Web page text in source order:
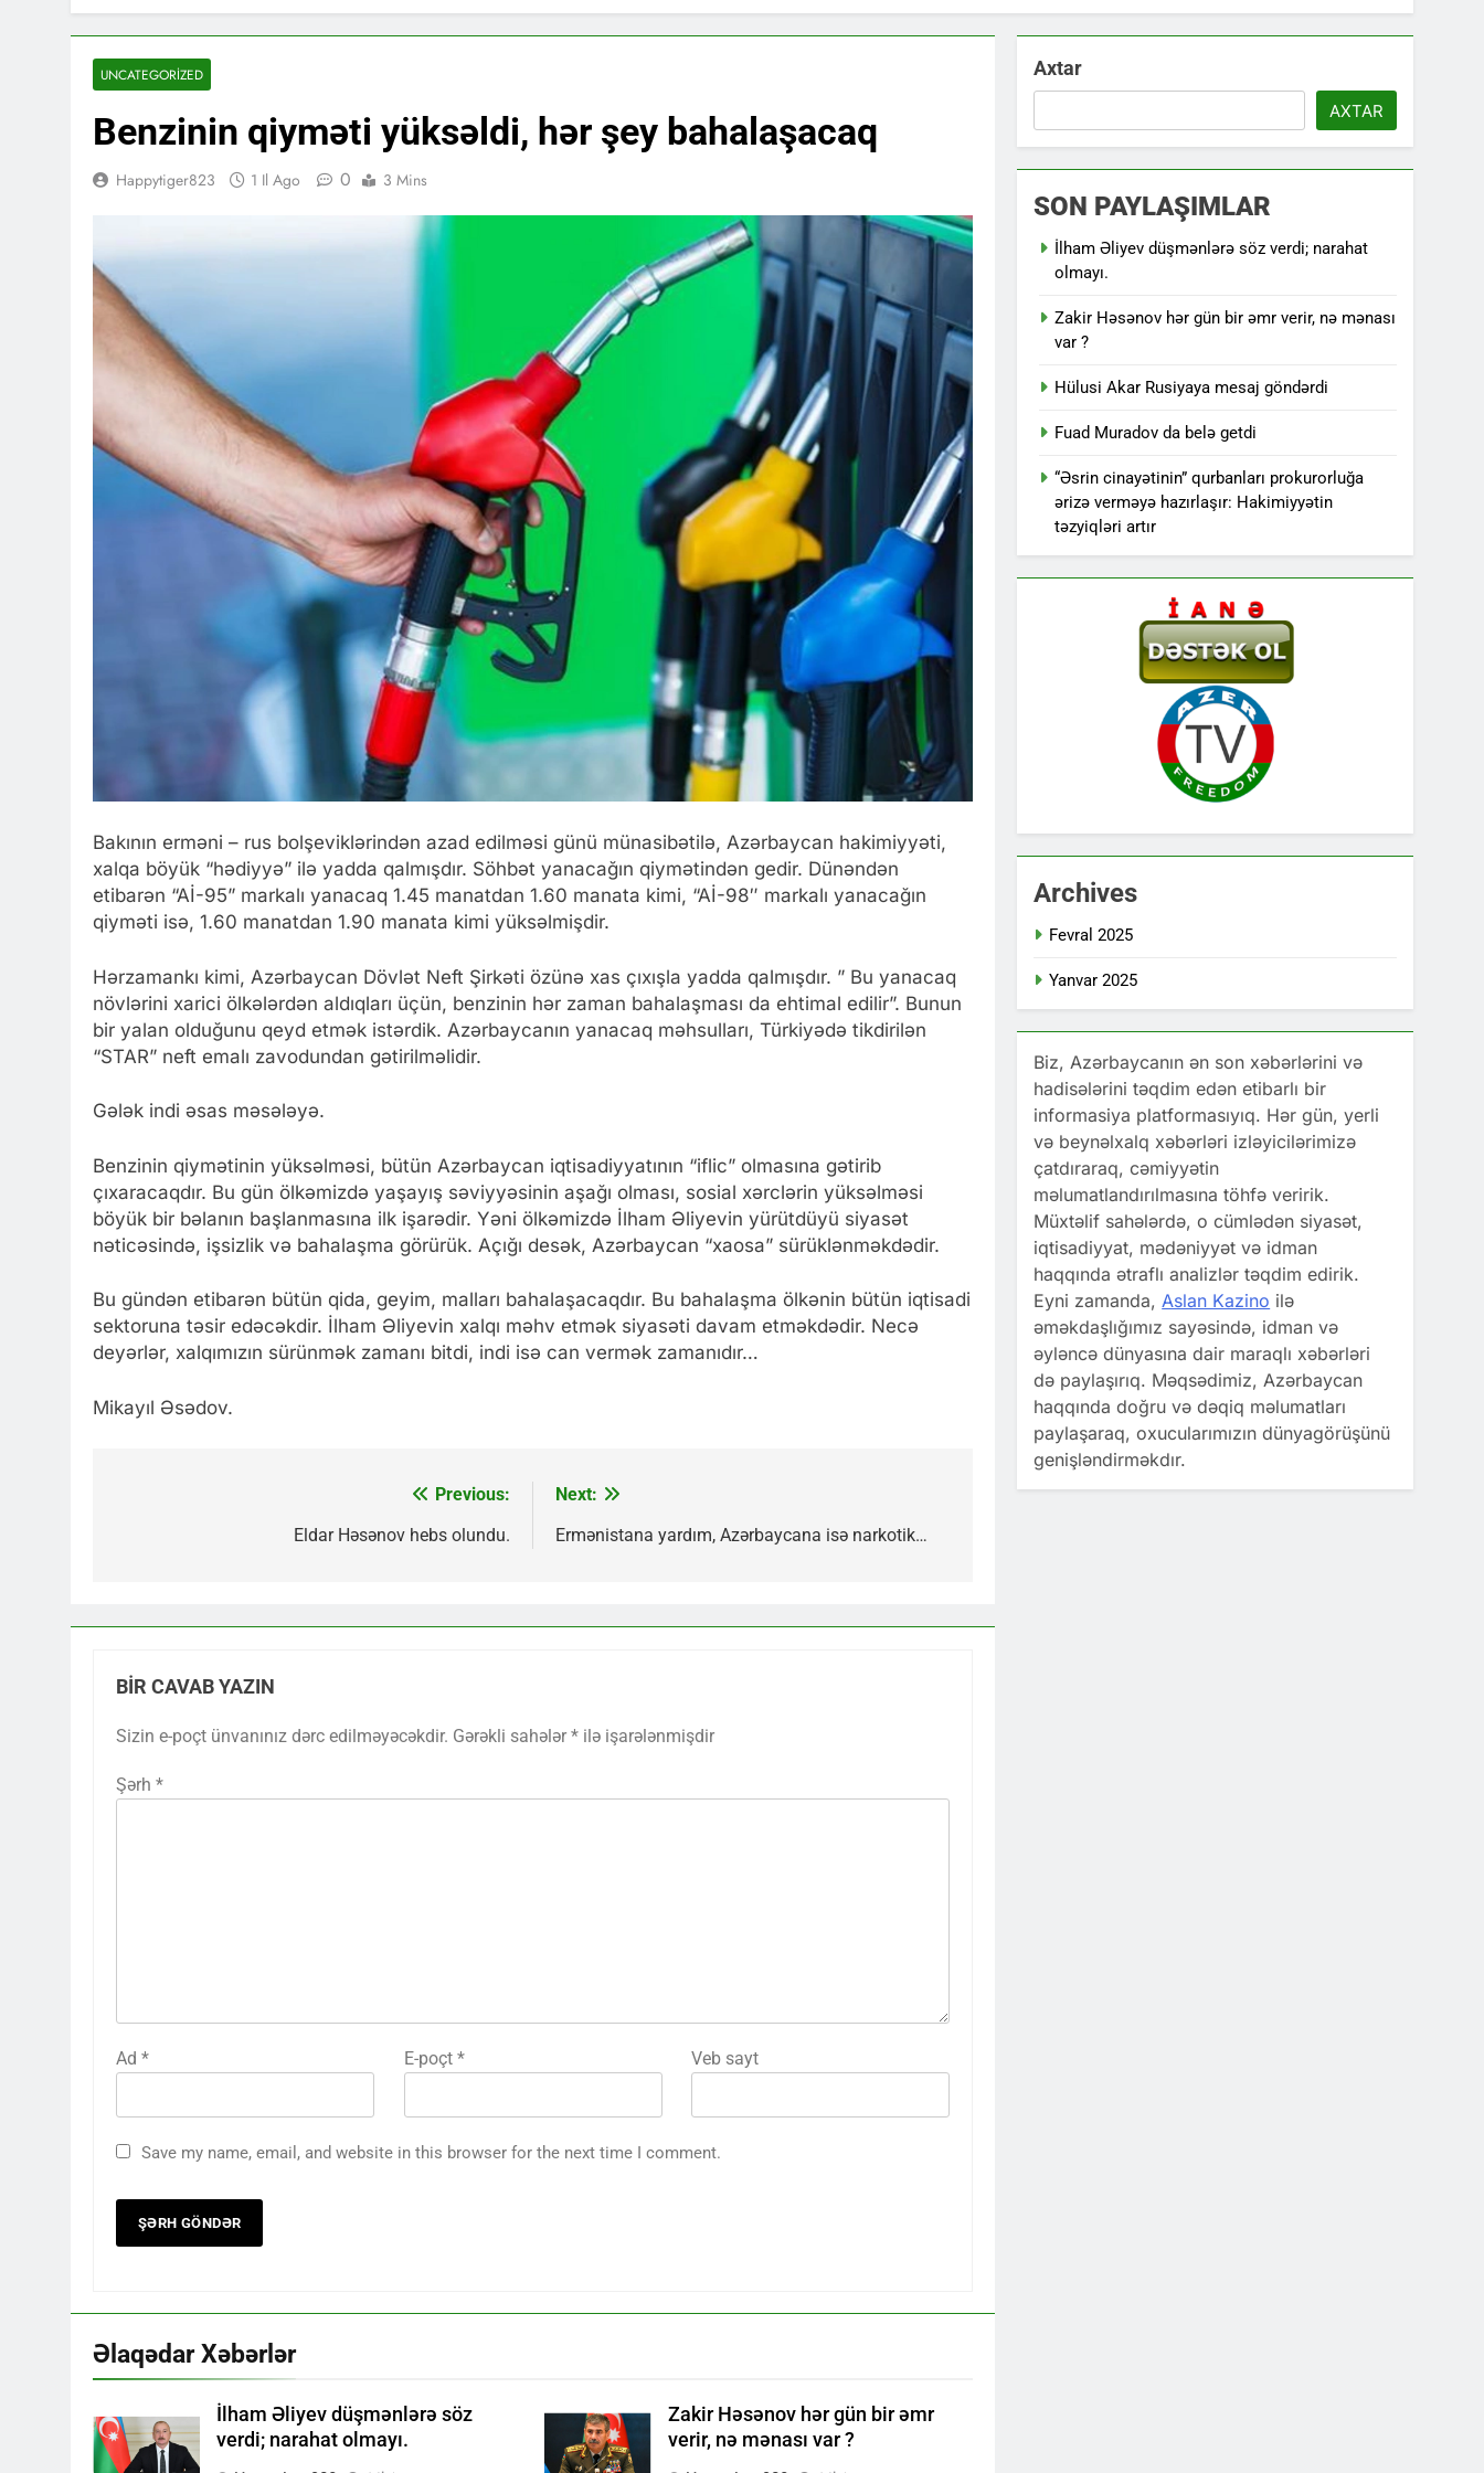
UNCATEGORIZED
Benzinin qiyməti yüksəldi, hər şey bahalaşacaq
Happytiger823 1 Il Ago 0 3 Mins
Bakının erməni – rus bolşeviklərindən azad edilməsi günü münasibətilə, Azərbaycan hakimiyyəti,
xalqa böyük “hədiyyə” ilə yadda qalmışdır. Söhbət yanacağın qiymətindən gedir. Dünəndən
etibarən “Aİ-95” markalı yanacaq 1.45 manatdan 1.60 manata kimi, “Aİ-98″ markalı yanacağın
qiyməti isə, 1.60 manatdan 1.90 manata kimi yüksəlmişdir.
Hərzamankı kimi, Azərbaycan Dövlət Neft Şirkəti özünə xas çıxışla yadda qalmışdır. ” Bu yanacaq
növlərini xarici ölkələrdən aldıqları üçün, benzinin hər zaman bahalaşması da ehtimal edilir”. Bunun
bir yalan olduğunu qeyd etmək istərdik. Azərbaycanın yanacaq məhsulları, Türkiyədə tikdirilən
“STAR” neft emalı zavodundan gətirilməlidir.
Gələk indi əsas məsələyə.
Benzinin qiymətinin yüksəlməsi, bütün Azərbaycan iqtisadiyyatının “iflic” olmasına gətirib
çıxaracaqdır. Bu gün ölkəmizdə yaşayış səviyyəsinin aşağı olması, sosial xərclərin yüksəlməsi
böyük bir bəlanın başlanmasına ilk işarədir. Yəni ölkəmizdə İlham Əliyevin yürütdüyü siyasət
nəticəsində, işsizlik və bahalaşma görürük. Açığı desək, Azərbaycan “xaosa” sürüklənməkdədir.
Bu gündən etibarən bütün qida, geyim, malları bahalaşacaqdır. Bu bahalaşma ölkənin bütün iqtisadi
sektoruna təsir edəcəkdir. İlham Əliyevin xalqı məhv etmək siyasəti davam etməkdədir. Necə
deyərlər, xalqımızın sürünmək zamanı bitdi, indi isə can vermək zamanıdır…
Mikayıl Əsədov.
Previous:
Eldar Həsənov hebs olundu.
Next:
Ermənistana yardım, Azərbaycana isə narkotik…
BIR CAVAB YAZIN
Sizin e-poçt ünvanınız dərc edilməyəcəkdir. Gərəkli sahələr * ilə işarələnmişdir
Şərh *
Ad * E-poçt * Veb sayt
Save my name, email, and website in this browser for the next time I comment.
Əlaqədar Xəbərlər
İlham Əliyev düşmənlərə söz
verdi; narahat olmayı.
Zakir Həsənov hər gün bir əmr
verir, nə mənası var ?
Axtar
AXTAR
SON PAYLAŞIMLAR
İlham Əliyev düşmənlərə söz verdi; narahat
olmayı.
Zakir Həsənov hər gün bir əmr verir, nə mənası
var ?
Hülusi Akar Rusiyaya mesaj göndərdi
Fuad Muradov da belə getdi
“Əsrin cinayətinin” qurbanları prokurorluğa
ərizə verməyə hazırlaşır: Hakimiyyətin
təzyiqləri artır
Archives
Fevral 2025
Yanvar 2025
Biz, Azərbaycanın ən son xəbərlərini və
hadisələrini təqdim edən etibarlı bir
informasiya platformasıyıq. Hər gün, yerli
və beynəlxalq xəbərləri izləyicilərimizə
çatdıraraq, cəmiyyətin
məlumatlandırılmasına töhfə veririk.
Müxtəlif sahələrdə, o cümlədən siyasət,
iqtisadiyyat, mədəniyyət və idman
haqqında ətraflı analizlər təqdim edirik.
Eyni zamanda,Aslan Kazino ilə
əməkdaşlığımız sayəsində, idman və
əyləncə dünyasına dair maraqlı xəbərləri
də paylaşırıq. Məqsədimiz, Azərbaycan
haqqında doğru və dəqiq məlumatları
paylaşaraq, oxucularımızın dünyagörüşünü
genişləndirməkdır.